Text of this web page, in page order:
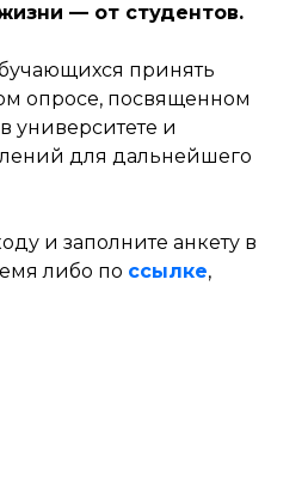
— от студентов.
принять
опросе, посвященном
университете и
для дальнейшего
и заполните анкету в
либо по ссылке,